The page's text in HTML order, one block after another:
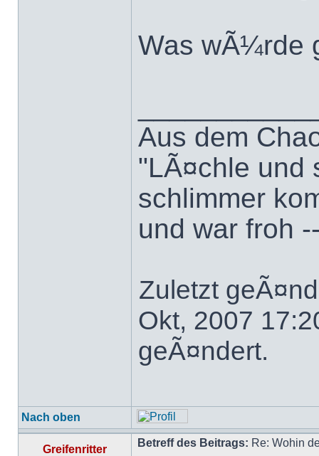
Was wÃ¼rde
Aus dem
"LÃ¤chle und
schlimmer
und war froh
Zuletzt
Okt, 2007
geÃ¤ndert.
Nach oben
Greifenritter
Betreff des Beitrags: Re: Wohin